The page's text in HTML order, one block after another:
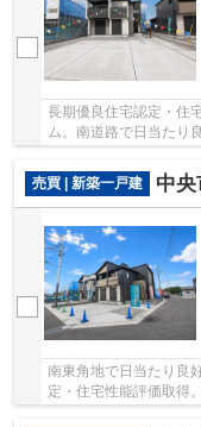
長期優良住宅認定・住
ム。南道路で日当たり
売買 | 新築一戸建
中央市
南東角地で日当たり良
定・住宅性能評価取得